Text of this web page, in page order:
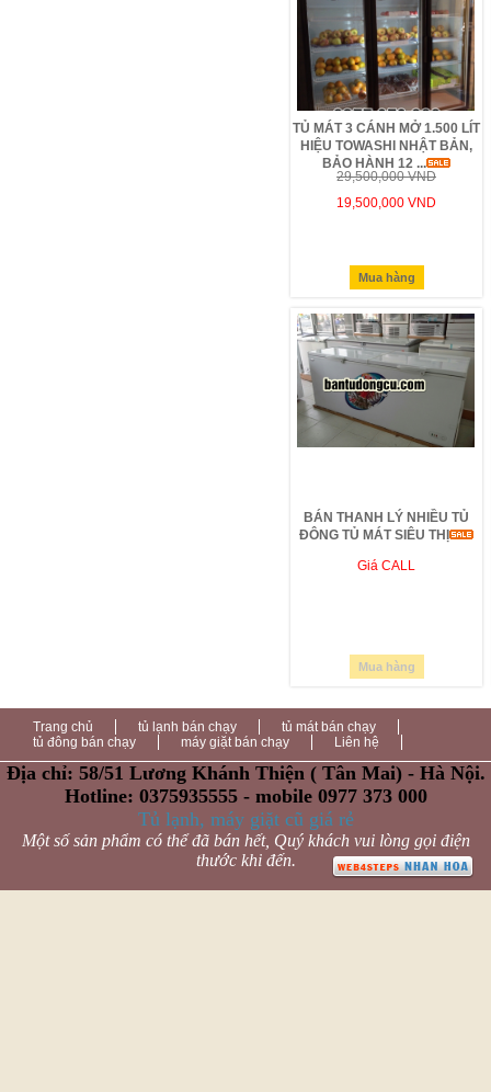
TỦ MÁT 3 CÁNH MỞ 1.500 LÍT
HIỆU TOWASHI NHẬT BẢN,
BẢO HÀNH 12 ...
29,500,000 VND
19,500,000 VND
Mua hàng
BÁN THANH LÝ NHIỀU TỦ
ĐÔNG TỦ MÁT SIÊU THỊ
Giá CALL
Mua hàng
Trang chủ tủ lạnh bán chạy
tủ mát bán chạy
tủ đông bán chạy
máy giặt bán chạy Liên hệ
Địa chỉ: 58/51 Lương Khánh Thiện ( Tân Mai) - Hà Nội.
Hotline: 0375935555 - mobile 0977 373 000
Tủ lạnh, máy giặt cũ giá rẻ
Một số sản phẩm có thể đã bán hết, Quý khách vui lòng gọi điện
thước khi đến.